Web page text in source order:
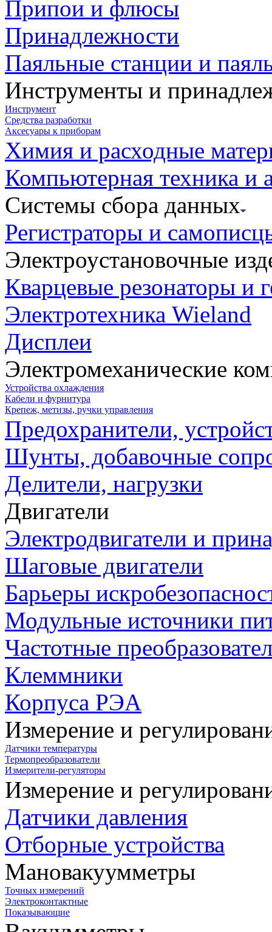
Припои и флюсы
Принадлежности
Паяльные станции и
Инструменты и
Инструмент
Средства разработки
Аксесуары к приборам
Химия и расходные
Компьютерная техника и
Системы сбора данных
Регистраторы и
Электроустановочные
Кварцевые резонаторы и
Электротехника Wieland
Дисплеи
Электромеханические
Устройства охлаждения
Кабели и фурнитура
Крепеж, метизы, ручки управления
Предохранители,
Шунты, добавочные
Делители, нагрузки
Двигатели
Электродвигатели и
Шаговые двигатели
Барьеры
Модульные источники
Частотные
Клеммники
Корпуса РЭА
Измерение и
Датчики температуры
Термопреобразователи
Измерители-регуляторы
Измерение и
Датчики давления
Отборные устройства
Мановакуумметры
Точных измерений
Электроконтактные
Показывающие